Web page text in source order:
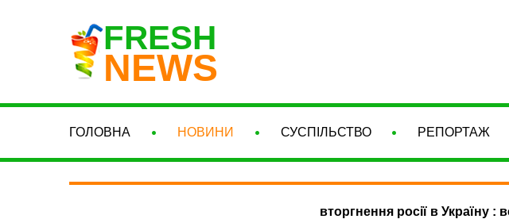
FRESH
NEWS
ГОЛОВНА НОВИНИ СУСПІЛЬСТВО РЕПОРТАЖ
вторгнення росії в Україну :